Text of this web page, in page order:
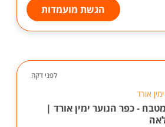
הגשת מועמדות
לפני דקה
אורד
- כפר הנוער ימין אורד |